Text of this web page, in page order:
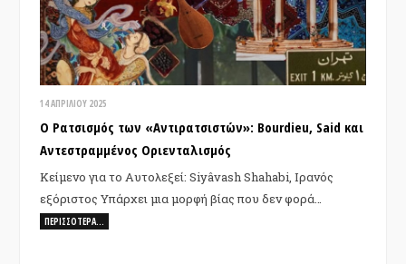
14 ΑΠΡΙΛΊΟΥ 2025
Ο Ρατσισμός των «Αντιρατσιστών»: Bourdieu, Said και
Αντεστραμμένος Οριενταλισμός
Κείμενο για το Αυτολεξεί: Siyâvash Shahabi, Ιρανός
εξόριστος Υπάρχει μια μορφή βίας που δεν φορά…
ΠΕΡΙΣΣΌΤΕΡΑ…